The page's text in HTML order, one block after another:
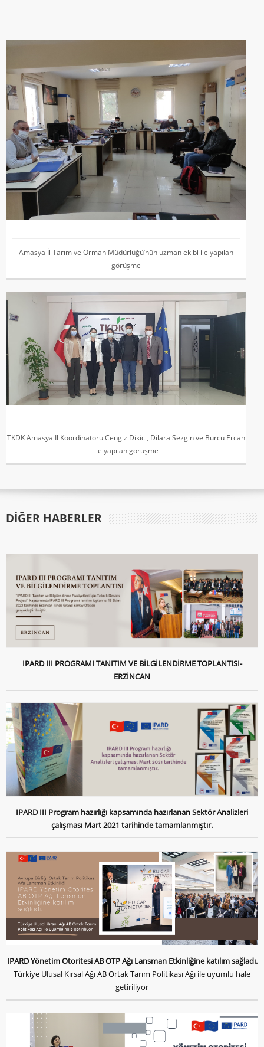
Amasya İl Tarım ve Orman Müdürlüğü’nün uzman ekibi ile yapılan
görüşme
TKDK Amasya İl Koordinatörü Cengiz Dikici, Dilara Sezgin ve Burcu Ercan
ile yapılan görüşme
DIĞER HABERLER
IPARD III PROGRAMI TANITIM VE BİLGİLENDİRME TOPLANTISI-
ERZİNCAN
IPARD III Program hazırlığı kapsamında hazırlanan Sektör Analizleri
çalışması Mart 2021 tarihinde tamamlanmıştır.
IPARD Yönetim Otoritesi AB OTP Ağı Lansman Etkinliğine katılım sağladı.
Türkiye Ulusal Kırsal Ağı AB Ortak Tarım Politikası Ağı ile uyumlu hale
getiriliyor